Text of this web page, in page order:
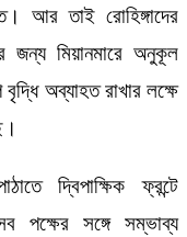
আর তাই রোহিঙ্গাদের
জন্য মিয়ানমারে অনুকূল
অব্যাহত রাখার লক্ষে
দ্বিপাক্ষিক ফ্রন্টে
পক্ষের সঙ্গে সম্ভাব্য